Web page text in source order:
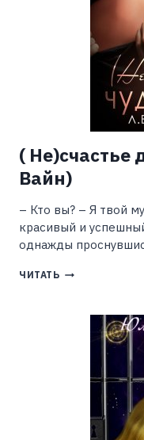
( Не)счастье
Вайн)
– Кто вы? – Я твой
красивый и
однажды
ЧИТАТЬ
ЧУДОВИЩА